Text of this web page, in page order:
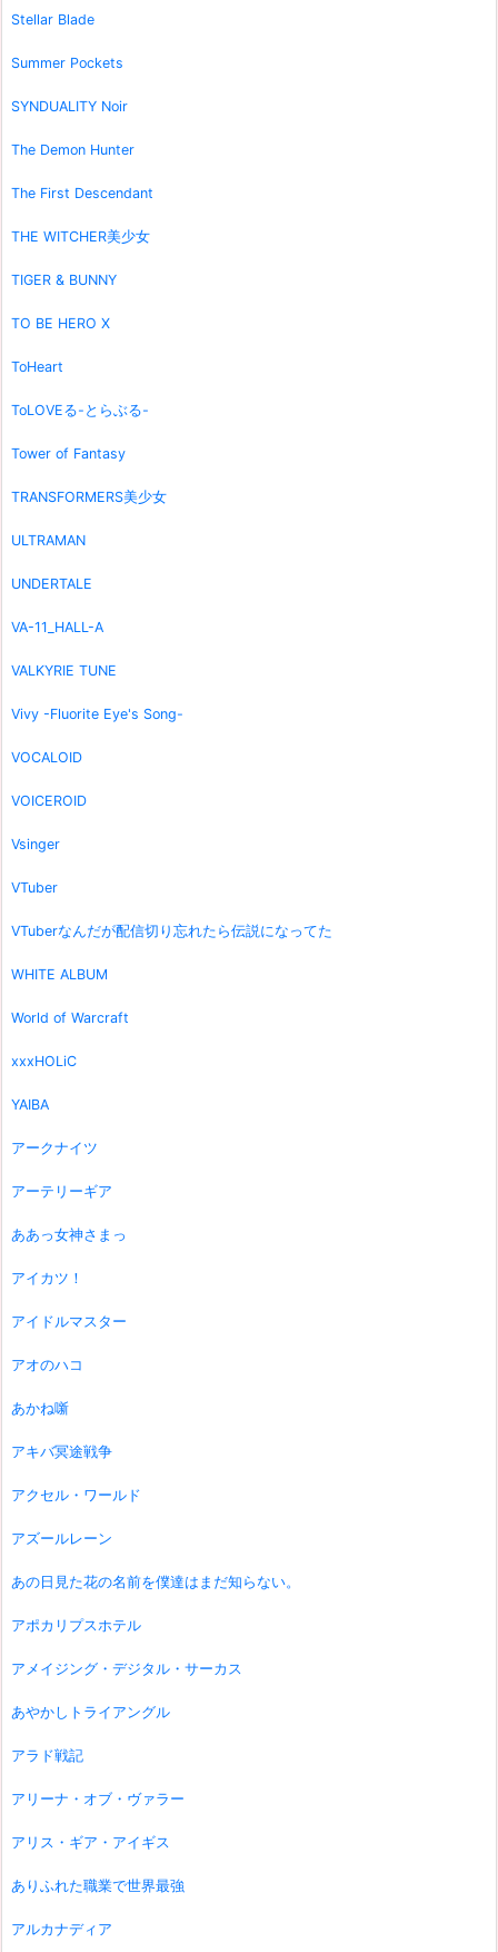
Stellar Blade
Summer Pockets
SYNDUALITY Noir
The Demon Hunter
The First Descendant
THE WITCHER美少女
TIGER & BUNNY
TO BE HERO X
ToHeart
ToLOVEる-とらぶる-
Tower of Fantasy
TRANSFORMERS美少女
ULTRAMAN
UNDERTALE
VA-11_HALL-A
VALKYRIE TUNE
Vivy -Fluorite Eye's Song-
VOCALOID
VOICEROID
Vsinger
VTuber
VTuberなんだが配信切り忘れたら伝説になってた
WHITE ALBUM
World of Warcraft
xxxHOLiC
YAIBA
アークナイツ
アーテリーギア
ああっ女神さまっ
アイカツ！
アイドルマスター
アオのハコ
あかね噺
アキバ冥途戦争
アクセル・ワールド
アズールレーン
あの日見た花の名前を僕達はまだ知らない。
アポカリプスホテル
アメイジング・デジタル・サーカス
あやかしトライアングル
アラド戦記
アリーナ・オブ・ヴァラー
アリス・ギア・アイギス
ありふれた職業で世界最強
アルカナディア